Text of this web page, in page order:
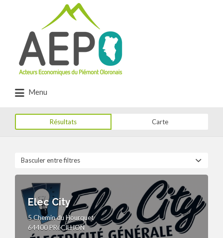
Menu
Résultats Carte
Basculer entre filtres
Elec City
5 Chemin du Hourquet
64400 PRéCILHON